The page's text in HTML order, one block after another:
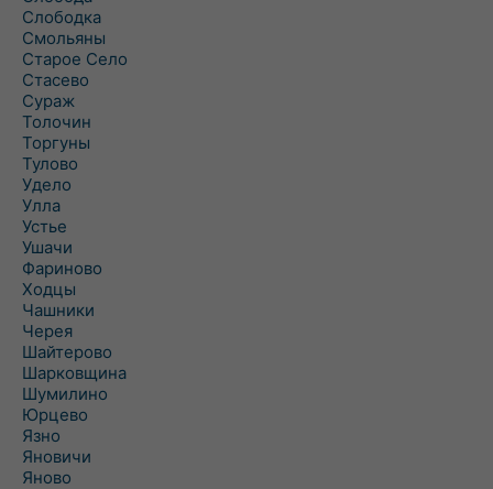
Слободка
Смольяны
Старое Село
Стасево
Сураж
Толочин
Торгуны
Тулово
Удело
Улла
Устье
Ушачи
Фариново
Ходцы
Чашники
Черея
Шайтерово
Шарковщина
Шумилино
Юрцево
Язно
Яновичи
Яново